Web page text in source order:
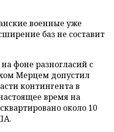
военные уже
баз не составит
фоне разногласий с
Мерцем допустил
контингента в
время на
около 10